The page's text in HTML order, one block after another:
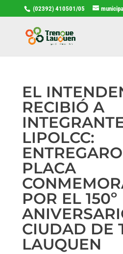
(02392) 410501/05
EL
RECIBIÓ A
LIPOLCC:
PLACA
POR EL 150º
CIUDAD DE
LAUQUEN